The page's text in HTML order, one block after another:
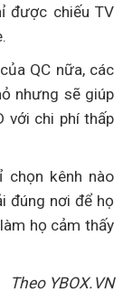
được chiếu TV
QC nữa, các
nhưng sẽ giúp
với chi phí thấp
chọn kênh nào
đúng nơi để họ
họ cảm thấy
Theo YBOX.VN